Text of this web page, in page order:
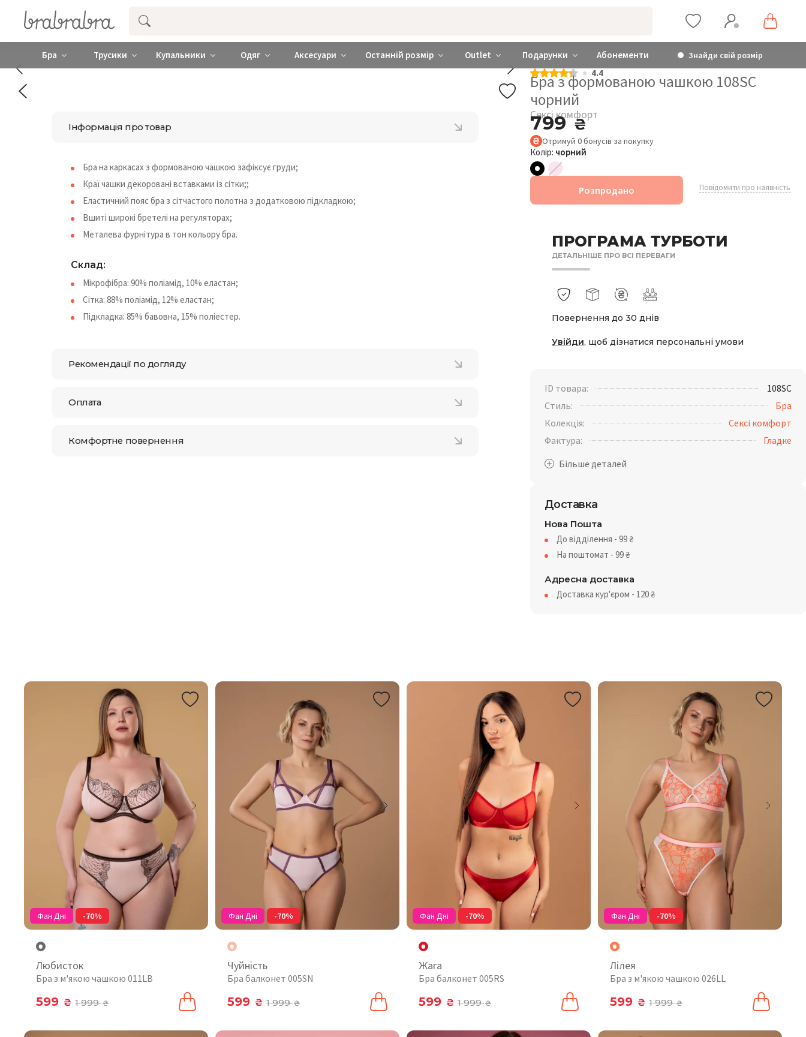
Купити нижню жіночу білизну ❤️ brabrabra ❤️ Київ та Україна
Бра Трусики Купальники Одяг Аксесуари Останній розмір Outlet Подарунки Абонементи Знайди свій розмір
4.4
Бра з формованою чашкою 108SC
чорний
Сексі комфорт
799₴
Отримуй 0бонусів за покупку
Колір: чорний
Розпродано Повідомити про наявність
ПРОГРАМА ТУРБОТИ
ДЕТАЛЬНІШЕ ПРО ВСІ ПЕРЕВАГИ
Повернення до 30 днів
Увійди, щоб дізнатися персональні умови
ID товара:
108SC
Стиль:
Бра
Колекція:
Сексі комфорт
Фактура:
Гладке
Доставка
Нова Пошта
До відділення - 99₴
На поштомат - 99₴
Адресна доставка
Доставка кур'єром - 120₴
Інформація про товар
Бра на каркасах з формованою чашкою зафіксує груди;
Краї чашки декоровані вставками із сітки;;
Еластичний пояс бра з сітчастого полотна з додатковою підкладкою;
Вшиті широкі бретелі на регуляторах;
Металева фурнітура в тон кольору бра.
Склад:
Мікрофібра: 90% поліамід, 10% еластан;
Сітка: 88% поліамід, 12% еластан;
Підкладка: 85% бавовна, 15% поліестер.
Рекомендації по догляду
Оплата
Комфортне повернення
Фан Дні -70%
Любисток
Бра з м'якою чашкою 011LB
599 ₴ 1 999₴
Фан Дні -70%
Чуйність
Бра балконет 005SN
599 ₴ 1 999₴
Фан Дні -70%
Жага
Бра балконет 005RS
599 ₴ 1 999₴
Фан Дні -70%
Лілея
Бра з м'якою чашкою 026LL
599 ₴ 1 999₴